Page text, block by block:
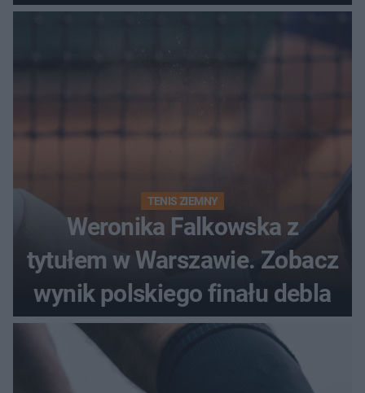
historii
TENIS ZIEMNY
Weronika Falkowska z
tytułem w Warszawie. Zobacz
wynik polskiego finału debla